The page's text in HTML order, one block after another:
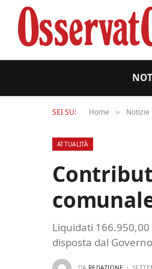
SEI SU: Home » Notizie
ATTUALITÀ
Liquidati
disposta dal